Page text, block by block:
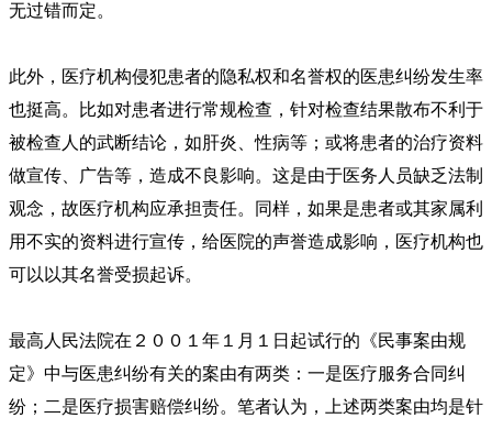
无过错而定。
此外，医疗机构侵犯患者的隐私权和名誉权的医患纠纷发生率
也挺高。比如对患者进行常规检查，针对检查结果散布不利于
被检查人的武断结论，如肝炎、性病等；或将患者的治疗资料
做宣传、广告等，造成不良影响。这是由于医务人员缺乏法制
观念，故医疗机构应承担责任。同样，如果是患者或其家属利
用不实的资料进行宣传，给医院的声誉造成影响，医疗机构也
可以以其名誉受损起诉。
最高人民法院在２００１年１月１日起试行的《民事案由规
定》中与医患纠纷有关的案由有两类：一是医疗服务合同纠
纷；二是医疗损害赔偿纠纷。笔者认为，上述两类案由均是针